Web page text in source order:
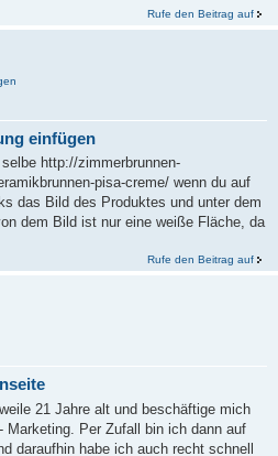
Rufe den Beitrag auf
einfügen
http://zimmerbrunnen-
pisa-creme/ wenn du auf
das Bild des Produktes und unter dem
dem Bild ist nur eine weiße Fläche, da
Rufe den Beitrag auf
21 Jahre alt und beschäftige mich
Marketing. Per Zufall bin ich dann auf
daraufhin habe ich auch recht schnell